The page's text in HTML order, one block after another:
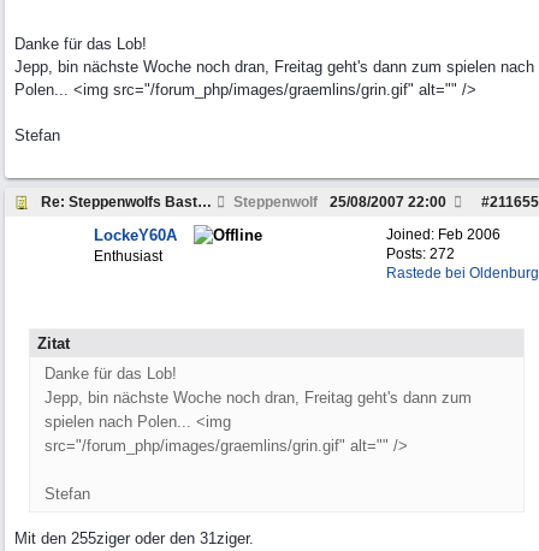
Danke für das Lob!
Jepp, bin nächste Woche noch dran, Freitag geht's dann zum spielen nach
Polen... <img src="/forum_php/images/graemlins/grin.gif" alt="" />
Stefan
Re: Steppenwolfs Bastelstunde... Steppenwolf #211655
25/08/2007 22:00
Joined: Feb 2006
Posts: 272
Rastede bei Oldenburg
LockeY60A
Enthusiast
Zitat
Danke für das Lob!
Jepp, bin nächste Woche noch dran, Freitag geht's dann zum
spielen nach Polen... <img
src="/forum_php/images/graemlins/grin.gif" alt="" />
Stefan
Mit den 255ziger oder den 31ziger.